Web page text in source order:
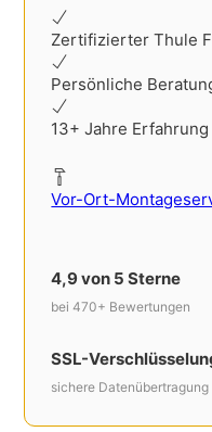
Zertifizierter Thule
Persönliche
13+ Jahre Erfahrung
Vor-Ort-
4,9 von 5 Sterne
bei 470+ Bewertungen
SSL-
sichere Datenübertragung